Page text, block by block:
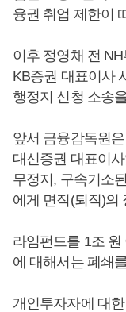
융권 취업 제한이
이후 정영채 전
KB증권 대표이사
행정지 신청 소송
앞서 금융감독원
대신증권 대표이
무정지, 구속기소
에게 면직(퇴직)의
라임펀드를 1조
에 대해서는 폐쇄
개인투자자에 대